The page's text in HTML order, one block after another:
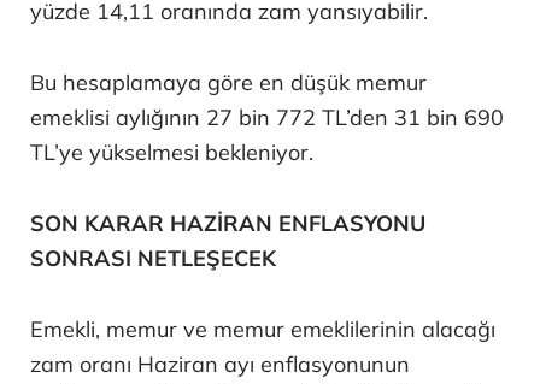
yüzde 14,11 oranında zam yansıyabilir.
Bu hesaplamaya göre en düşük memur
emeklisi aylığının 27 bin 772 TL’den 31 bin 690
TL’ye yükselmesi bekleniyor.
SON KARAR HAZİRAN ENFLASYONU
SONRASI NETLEŞECEK
Emekli, memur ve memur emeklilerinin alacağı
zam oranı Haziran ayı enflasyonunun